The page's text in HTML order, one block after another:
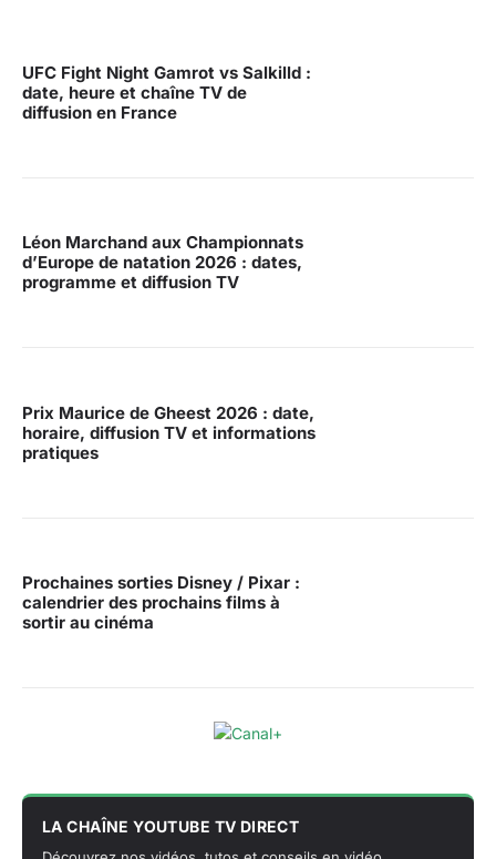
UFC Fight Night Gamrot vs Salkilld :
date, heure et chaîne TV de
diffusion en France
Léon Marchand aux Championnats
d’Europe de natation 2026 : dates,
programme et diffusion TV
Prix Maurice de Gheest 2026 : date,
horaire, diffusion TV et informations
pratiques
Prochaines sorties Disney / Pixar :
calendrier des prochains films à
sortir au cinéma
LA CHAÎNE YOUTUBE TV DIRECT